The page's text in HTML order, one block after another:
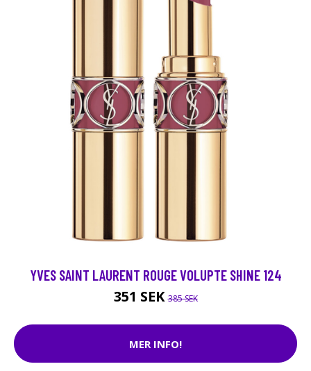
YVES SAINT LAURENT ROUGE VOLUPTE SHINE 124
351 SEK385 SEK
MER INFO!